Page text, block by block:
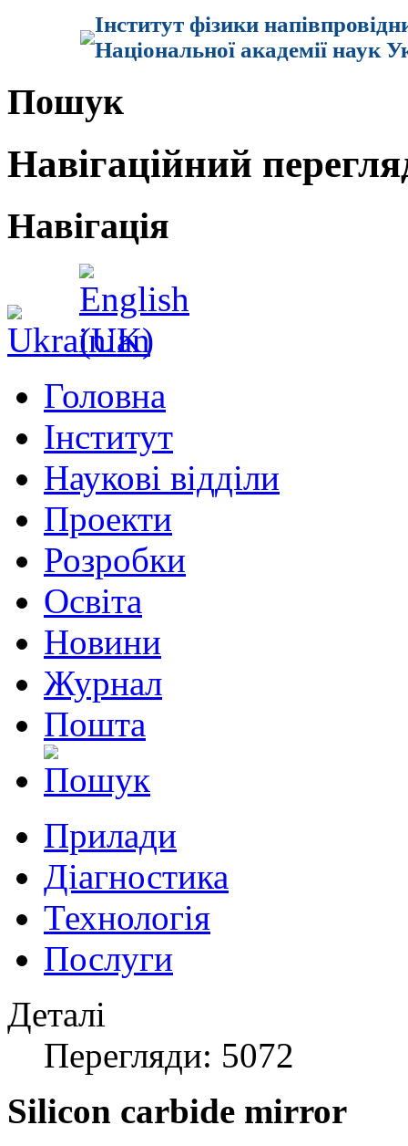
Інститут фізики
Національної академії наук
Пошук
Навігаційний
Навігація
Головна
Інститут
Наукові відділи
Проекти
Розробки
Освіта
Новини
Журнал
Пошта
Прилади
Діагностика
Технологія
Послуги
Деталі
Перегляди: 5072
Silicon carbide mirror